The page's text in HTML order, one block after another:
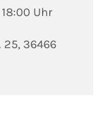
Uhr
25, 36466